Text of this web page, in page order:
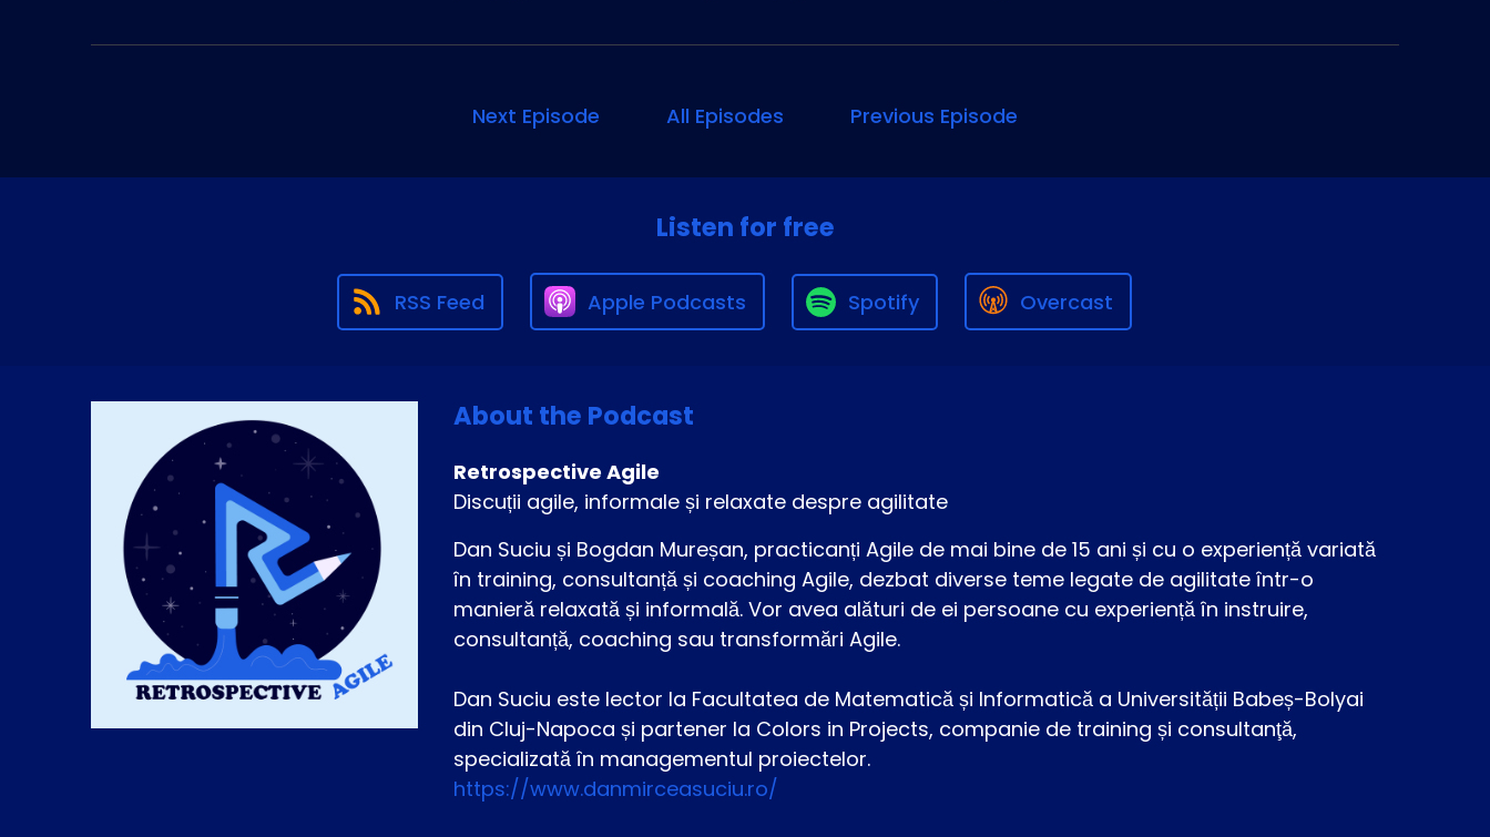
Next Episode All Episodes Previous Episode
Listen for free
RSS Feed Apple Podcasts Spotify Overcast
About the Podcast
Retrospective Agile
Discuții agile, informale și relaxate despre agilitate
Dan Suciu și Bogdan Mureșan, practicanți Agile de mai bine de 15 ani și cu o experiență variată
în training, consultanță și coaching Agile, dezbat diverse teme legate de agilitate într-o
manieră relaxată și informală. Vor avea alături de ei persoane cu experiență în instruire,
consultanță, coaching sau transformări Agile.
Dan Suciu este lector la Facultatea de Matematică și Informatică a Universității Babeș-Bolyai
din Cluj-Napoca și partener la Colors in Projects, companie de training și consultanţă,
specializată în managementul proiectelor.
https://www.danmirceasuciu.ro/